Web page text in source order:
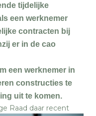
tijdelijke
een werknemer
contracten bij
er in de cao
een werknemer in
constructies te
uit te komen.
Raad daar recent